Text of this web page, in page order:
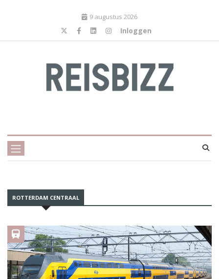
9 augustus 2026
Inloggen
ROTTERDAM CENTRAAL